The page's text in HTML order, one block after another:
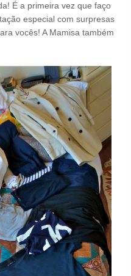
É a primeira vez que faço
especial com surpresas
vocês! A Mamisa também